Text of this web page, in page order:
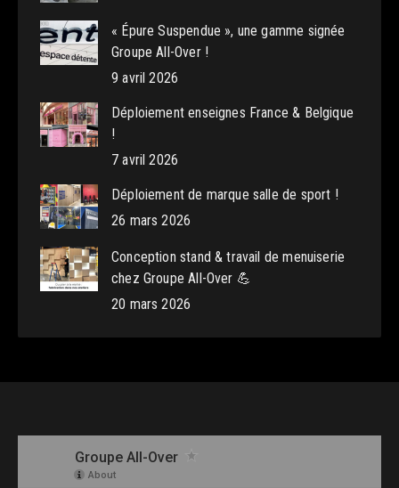
« Épure Suspendue », une gamme signée
Groupe All-Over !
9 avril 2026
Déploiement enseignes France & Belgique
!
7 avril 2026
Déploiement de marque salle de sport !
26 mars 2026
Conception stand & travail de menuiserie
chez Groupe All-Over 💪
20 mars 2026